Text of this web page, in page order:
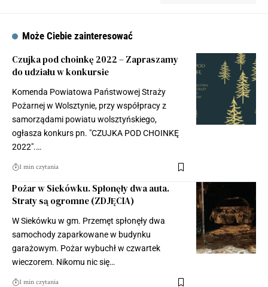
Może Ciebie zainteresować
Czujka pod choinkę 2022 – Zapraszamy
do udziału w konkursie
Komenda Powiatowa Państwowej Straży
Pożarnej w Wolsztynie, przy współpracy z
samorządami powiatu wolsztyńskiego,
ogłasza konkurs pn. "CZUJKA POD CHOINKĘ
2022".…
1 min czytania
Pożar w Siekówku. Spłonęły dwa auta.
Straty są ogromne (ZDJĘCIA)
W Siekówku w gm. Przemęt spłonęły dwa
samochody zaparkowane w budynku
garażowym. Pożar wybuchł w czwartek
wieczorem. Nikomu nic się…
1 min czytania